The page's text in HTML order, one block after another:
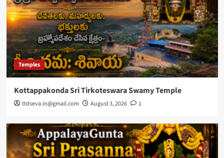
Temples
Kottappakonda Sri Tirkoteswara Swamy Temple
ttdseva.in@gmail.com August 3, 2026 1